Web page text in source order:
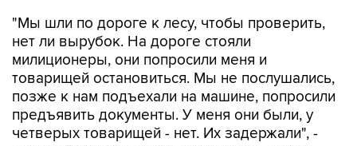
"Мы шли по дороге к лесу, чтобы проверить,
нет ли вырубок. На дороге стояли
милиционеры, они попросили меня и
товарищей остановиться. Мы не послушались,
позже к нам подъехали на машине, попросили
предъявить документы. У меня они были, у
четверых товарищей - нет. Их задержали", -